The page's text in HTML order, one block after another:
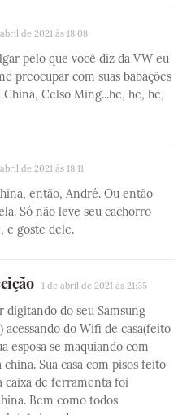
de 2021 às 18:08
pelo que você diz da VW eu
preocupar com suas babações
China, Celso Ming...he, he, he,
de 2021 às 18:11
então, André. Ou então
Só não leve seu cachorro
e goste dele.
1 de abril de 2021 às 21:35
digitando do seu Samsung
acessando do Wifi de casa(feito
esposa se maquiando com
Sua casa com pisos feito
caixa de ferramenta foi
Bem como todos